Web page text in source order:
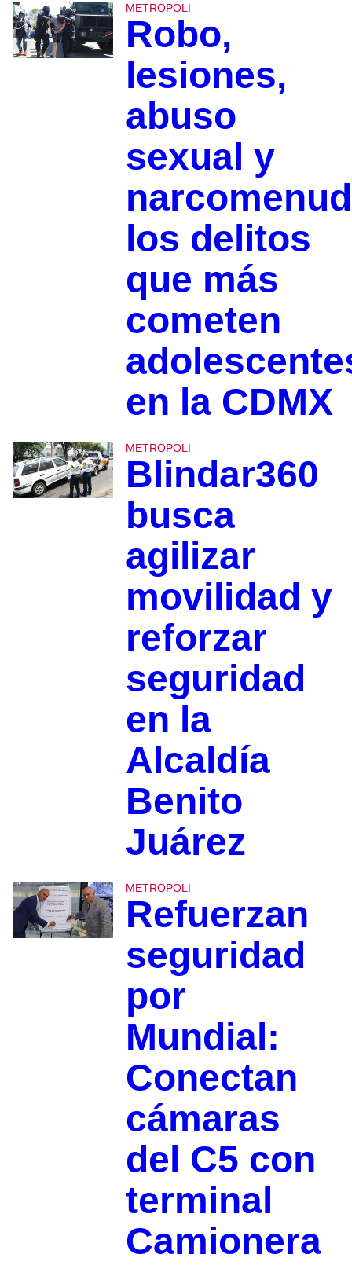
METROPOLI
Robo,
lesiones,
abuso
sexual y
los delitos
que más
cometen
en la CDMX
METROPOLI
Blindar360
busca
agilizar
movilidad y
reforzar
seguridad
en la
Alcaldía
Benito
Juárez
METROPOLI
Refuerzan
seguridad
por
Mundial:
Conectan
cámaras
del C5 con
terminal
Camionera